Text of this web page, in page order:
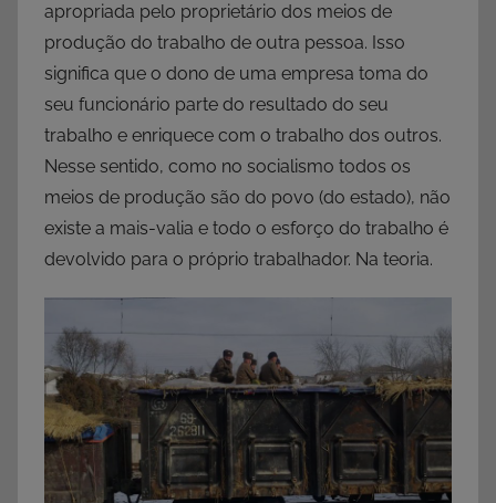
apropriada pelo proprietário dos meios de
produção do trabalho de outra pessoa. Isso
significa que o dono de uma empresa toma do
seu funcionário parte do resultado do seu
trabalho e enriquece com o trabalho dos outros.
Nesse sentido, como no socialismo todos os
meios de produção são do povo (do estado), não
existe a mais-valia e todo o esforço do trabalho é
devolvido para o próprio trabalhador. Na teoria.